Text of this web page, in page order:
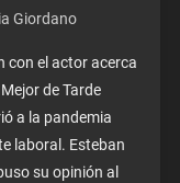
Giordano
con el actor acerca
de Tarde
a la pandemia
laboral. Esteban
su opinión al